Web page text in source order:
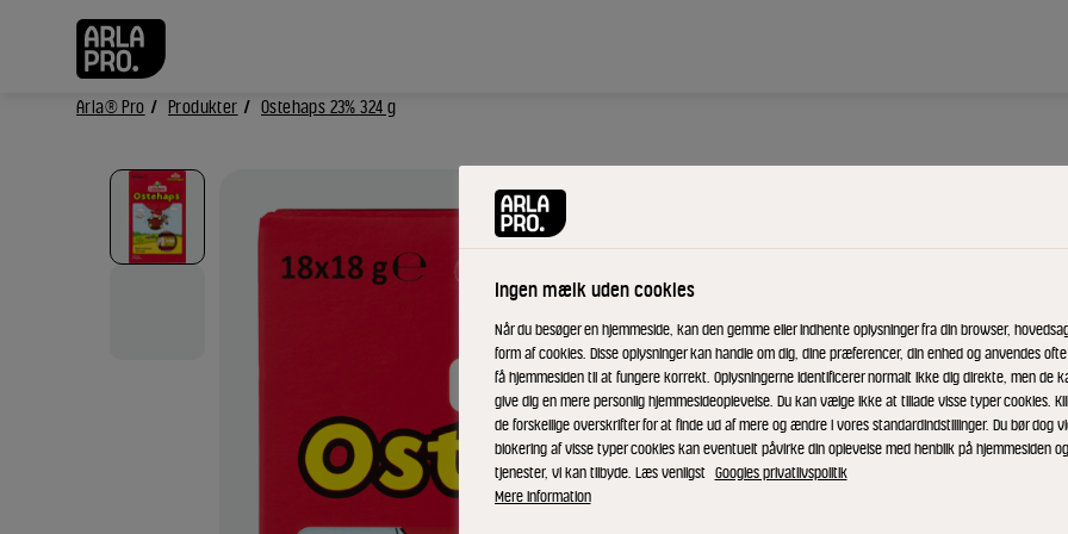
Arla® Pro Produkter Ostehaps 23% 324 g
ID: 33636 12x324 g
Arla Lillebror
fedt. Arla
lille
Ingen mælk uden cookies
Når du besøger en hjemmeside, kan den gemme eller indhente oplysninger fra din browser,
form af cookies. Disse oplysninger kan handle om dig, dine præferencer, din enhed og anvendes
få hjemmesiden til at fungere korrekt. Oplysningerne identificerer normalt ikke dig direkte, men de
give dig en mere personlig hjemmesideoplevelse. Du kan vælge ikke at tillade visse typer cookies.
de forskellige overskrifter for at finde ud af mere og ændre i vores standardindstillinger. Du bør dog
blokering af visse typer cookies kan eventuelt påvirke din oplevelse med henblik på hjemmesiden
tjenester, vi kan tilbyde. Læs venligst Googles privatlivspolitik
Mere information